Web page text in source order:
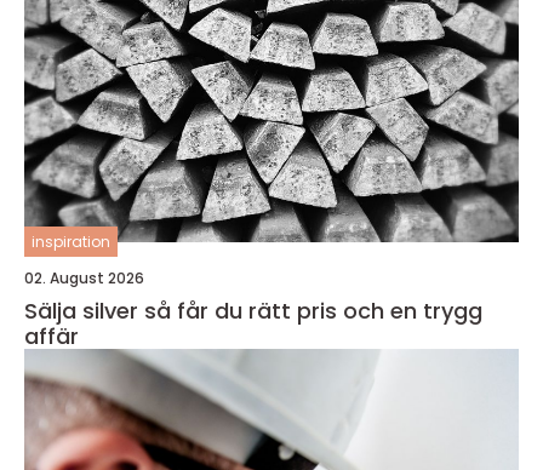
inspiration
02. August 2026
Sälja silver så får du rätt pris och en trygg
affär